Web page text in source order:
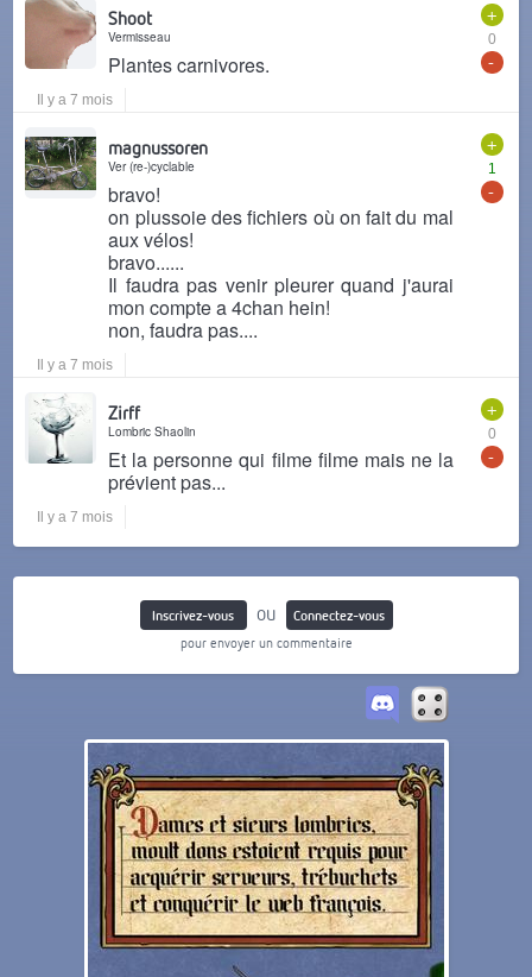
+
0
-
Shoot
Vermisseau
Plantes carnivores.
Il y a 7 mois
+
1
-
magnussoren
Ver (re-)cyclable
bravo!
on plussoie des fichiers où on fait du mal
aux vélos!
bravo......
Il faudra pas venir pleurer quand j'aurai
mon compte a 4chan hein!
non, faudra pas....
Il y a 7 mois
+
0
-
Zirff
Lombric Shaolin
Et la personne qui filme filme mais ne la
prévient pas...
Il y a 7 mois
Inscrivez-vous ou
Connectez-vous
pour envoyer un commentaire